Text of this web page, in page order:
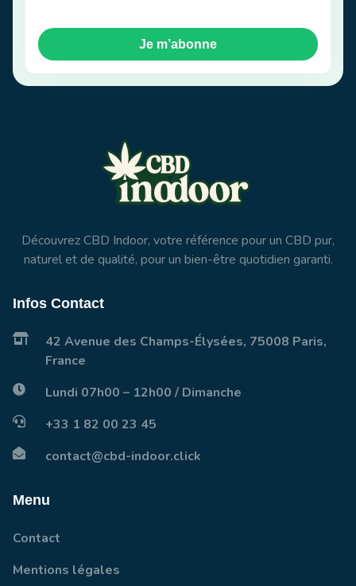
Je m’abonne
Découvrez CBD Indoor, votre référence pour un CBD pur,
naturel et de qualité, pour un bien-être quotidien garanti.
Infos Contact
42 Avenue des Champs-Élysées, 75008 Paris,
France
Lundi 07h00 – 12h00 / Dimanche
+33 1 82 00 23 45
contact@cbd-indoor.click
Menu
Contact
Mentions légales